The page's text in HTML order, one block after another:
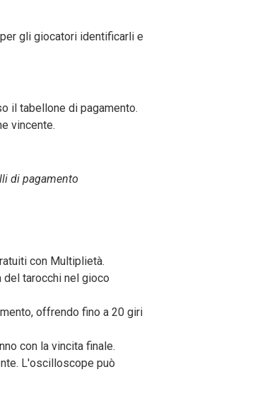
gli giocatori identificarli e
il tabellone di pagamento.
vincente.
di pagamento
con Multiplietà.
del tarocchi nel gioco
offrendo fino a 20 giri
con la vincita finale.
L'oscilloscope può